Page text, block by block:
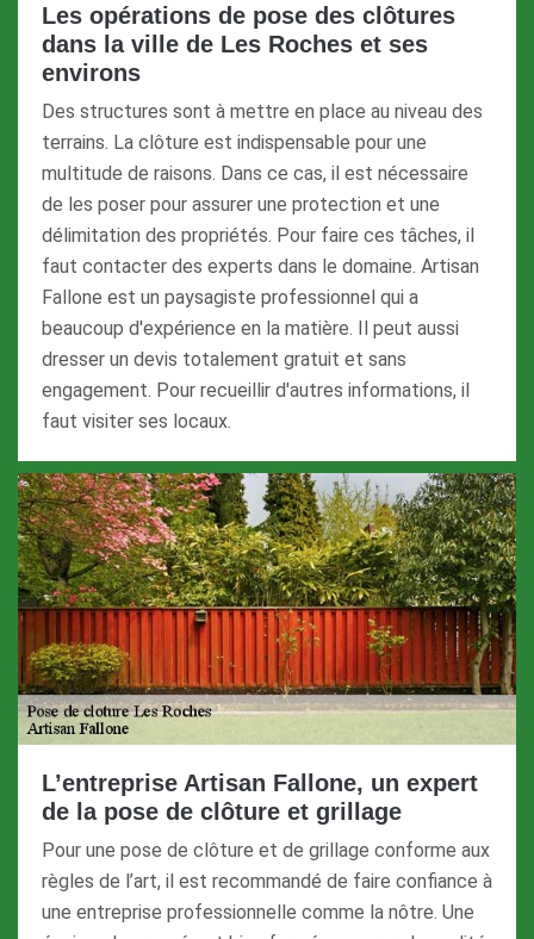
Les opérations de pose des clôtures
dans la ville de Les Roches et ses
environs
Des structures sont à mettre en place au niveau des
terrains. La clôture est indispensable pour une
multitude de raisons. Dans ce cas, il est nécessaire
de les poser pour assurer une protection et une
délimitation des propriétés. Pour faire ces tâches, il
faut contacter des experts dans le domaine. Artisan
Fallone est un paysagiste professionnel qui a
beaucoup d'expérience en la matière. Il peut aussi
dresser un devis totalement gratuit et sans
engagement. Pour recueillir d'autres informations, il
faut visiter ses locaux.
L’entreprise Artisan Fallone, un expert
de la pose de clôture et grillage
Pour une pose de clôture et de grillage conforme aux
règles de l’art, il est recommandé de faire confiance à
une entreprise professionnelle comme la nôtre. Une